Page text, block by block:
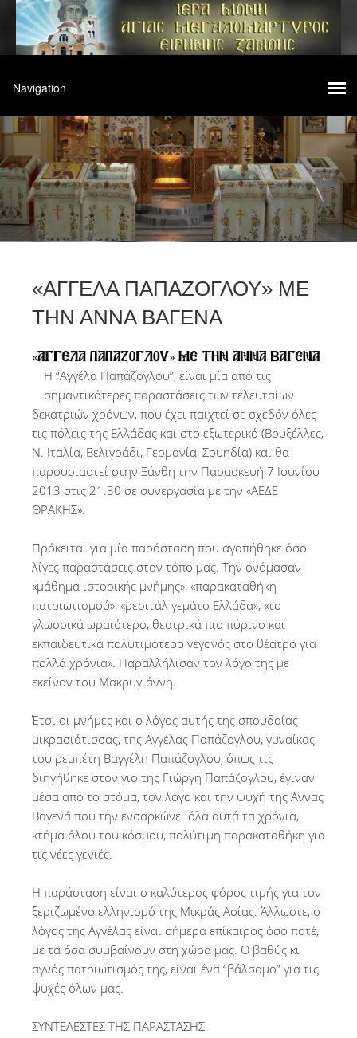
«ΑΓΓΕΛΑ ΠΑΠΑΖΟΓΛΟΥ» ΜΕ
ΤΗΝ ΑΝΝΑ ΒΑΓΕΝΑ
Η “Αγγέλα Παπάζογλου”, είναι μία από τις
σημαντικότερες παραστάσεις των τελευταίων
δεκατριών χρόνων, που έχει παιχτεί σε σχεδόν όλες
τις πόλεις της Ελλάδας και στο εξωτερικό (Βρυξέλλες,
Ν. Ιταλία, Βελιγράδι, Γερμανία, Σουηδία) και θα
παρουσιαστεί στην Ξάνθη την Παρασκευή 7 Ιουνίου
2013 στις 21.30 σε συνεργασία με την «ΑΕΔΕ
ΘΡΑΚΗΣ».
Πρόκειται για μία παράσταση που αγαπήθηκε όσο
λίγες παραστάσεις στον τόπο μας. Την ονόμασαν
«μάθημα ιστορικής μνήμης», «παρακαταθήκη
πατριωτισμού», «ρεσιτάλ γεμάτο Ελλάδα», «το
γλωσσικά ωραιότερο, θεατρικά πιο πύρινο και
εκπαιδευτικά πολυτιμότερο γεγονός στο θέατρο για
πολλά χρόνια». Παραλλήλισαν τον λόγο της με
εκείνον του Μακρυγιάννη.
Έτσι οι μνήμες και ο λόγος αυτής της σπουδαίας
μικρασιάτισσας, της Αγγέλας Παπάζογλου, γυναίκας
του ρεμπέτη Βαγγέλη Παπάζογλου, όπως τις
διηγήθηκε στον γιο της Γιώργη Παπάζογλου, έγιναν
μέσα από το στόμα, τον λόγο και την ψυχή της Άννας
Βαγενά που την ενσαρκώνει όλα αυτά τα χρόνια,
κτήμα όλου του κόσμου, πολύτιμη παρακαταθήκη για
τις νέες γενιές.
Η παράσταση είναι ο καλύτερος φόρος τιμής για τον
ξεριζωμένο ελληνισμό της Μικράς Ασίας. Άλλωστε, ο
λόγος της Αγγέλας είναι σήμερα επίκαιρος όσο ποτέ,
με τα όσα συμβαίνουν στη χώρα μας. Ο βαθύς κι
αγνός πατριωτισμός της, είναι ένα “βάλσαμο” για τις
ψυχές όλων μας.
ΣΥΝΤΕΛΕΣΤΕΣ ΤΗΣ ΠΑΡΑΣΤΑΣΗΣ